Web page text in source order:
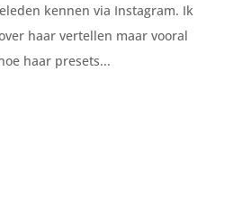
kennen via Instagram. Ik
haar vertellen maar vooral
haar presets...